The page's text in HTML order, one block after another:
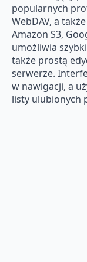
popularnych
WebDAV, a
Amazon S3,
umożliwia
także prostą
serwerze.
w nawigacji, a
listy ulubionych